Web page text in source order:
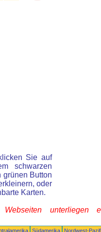
Sie auf
schwarzen
grünen Button
oder
Karten.
unterliegen
Südamerika
Nordwest-